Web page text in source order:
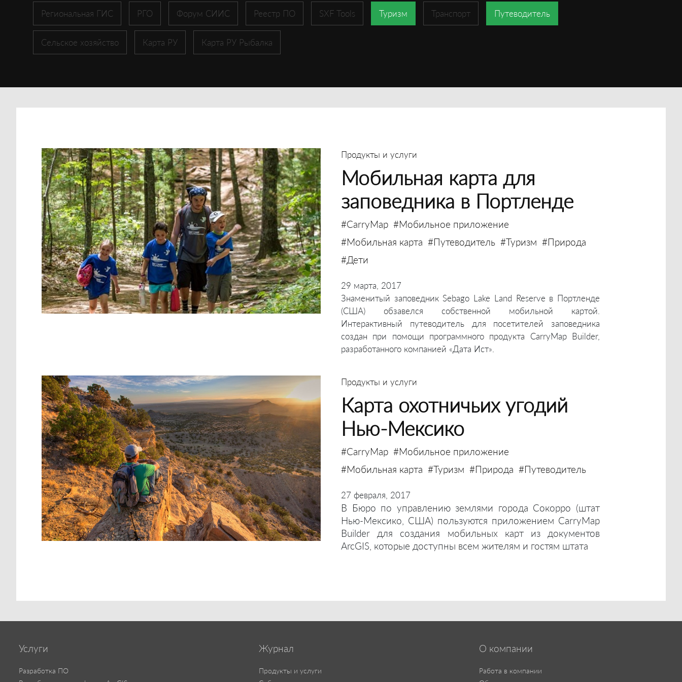
Региональная ГИС РГО Форум СИИС Реестр ПО SXF Tools Туризм Транспорт Путеводитель
Сельское хозяйство Карта РУ Карта РУ Рыбалка
Продукты и услуги
Мобильная карта для
заповедника в Портленде
#CarryMap #Мобильное приложение
#Мобильная карта #Путеводитель #Туризм #Природа
#Дети
29 марта, 2017
Знаменитый заповедник Sebago Lake Land Reserve в Портленде
(США) обзавелся собственной мобильной картой.
Интерактивный путеводитель для посетителей заповедника
создан при помощи программного продукта CarryMap Builder,
разработанного компанией «Дата Ист».
Продукты и услуги
Карта охотничьих угодий
Нью-Мексико
#CarryMap #Мобильное приложение
#Мобильная карта #Туризм #Природа #Путеводитель
27 февраля, 2017
В Бюро по управлению землями города Сокорро (штат
Нью-Мексико, США) пользуются приложением CarryMap
Builder для создания мобильных карт из документов
ArcGIS, которые доступны всем жителям и гостям штата
Услуги
Разработка ПО
Журнал
Продукты и услуги
О компании
Работа в компании